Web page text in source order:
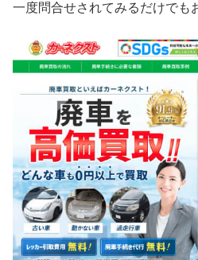
一度問合せされてみるだけでも